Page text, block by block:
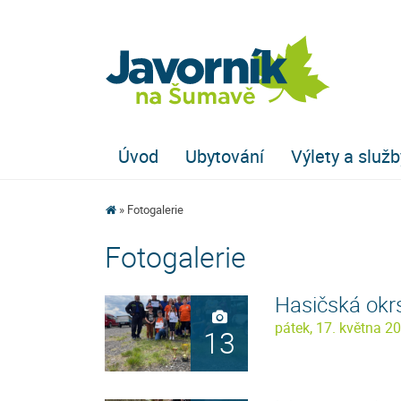
Úvod Ubytování Výlety a
Fotogalerie
Fotogalerie
13
Hasičská
pátek, 17. května